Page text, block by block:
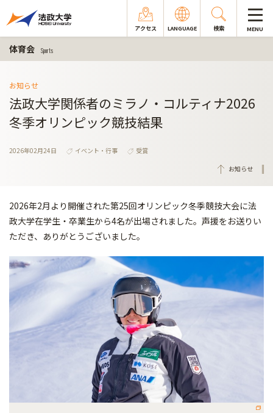
アクセス LANGUAGE 検索 MENU
体育会 Sports
お知らせ
法政大学関係者のミラノ・コルティナ2026
冬季オリンピック競技結果
2026年02月24日 イベント・行事
受賞
お知らせ
2026年2月より開催された第25回オリンピック冬季競技大会に法
政大学在学生・卒業生から4名が出場されました。声援をお送りい
ただき、ありがとうございました。